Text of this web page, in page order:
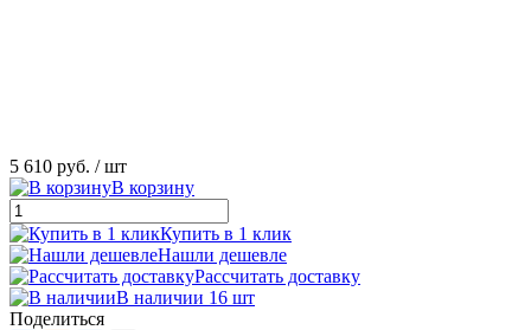
5 610 руб. / шт
В корзину
Купить в 1 клик
Нашли дешевле
Рассчитать доставку
В наличии 16 шт
Поделиться